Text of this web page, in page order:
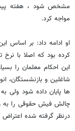
مشخص شود ، هفته
مواجه کرد.
کرده بود که اصلا با
این احکام معلمان را
شاغلین و بازنشستگان،
ها پایان داده شود ولی
چالش فیش حقوقی را به
درنظر گرفته شده اعتراض